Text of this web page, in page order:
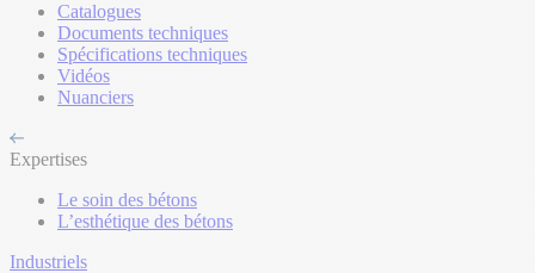
Catalogues
Documents techniques
Spécifications techniques
Vidéos
Nuanciers
Expertises
Le soin des bétons
L’esthétique des bétons
Industriels